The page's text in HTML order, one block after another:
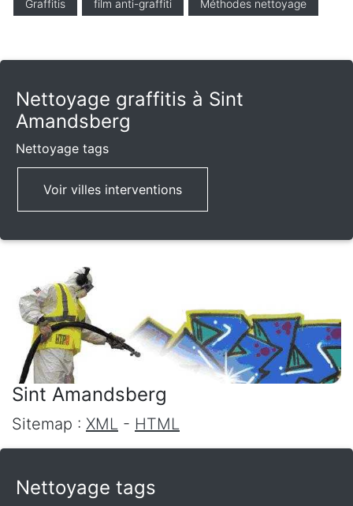
Graffitis film anti-graffiti Méthodes nettoyage
Nettoyage graffitis à Sint
Amandsberg
Nettoyage tags
Voir villes interventions
Sint Amandsberg
Sitemap : XML - HTML
Nettoyage tags